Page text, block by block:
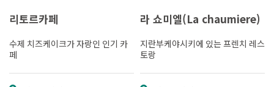
리토르카페
수제 치즈케이크가 자랑인 인기 카
페
라 쇼미엘(La chaumiere)
지란부케야시키에 있는 프렌치 레스
토랑